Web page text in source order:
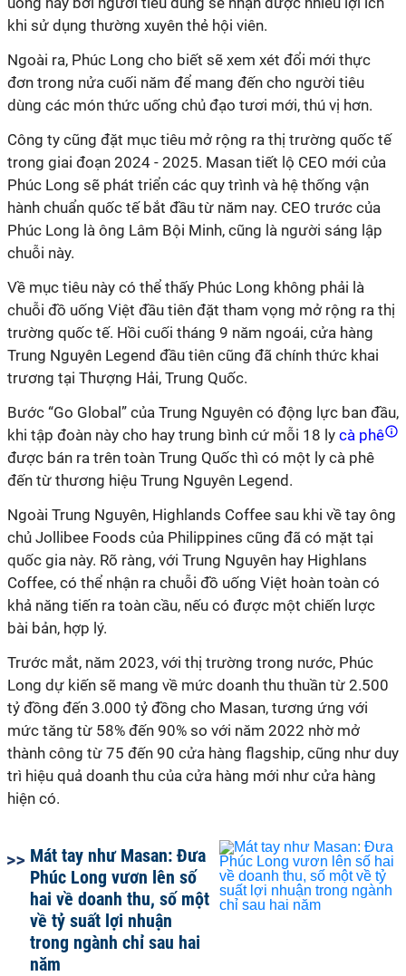
khi sử dụng thường xuyên thẻ hội viên.
Ngoài ra, Phúc Long cho biết sẽ xem xét đổi mới thực
đơn trong nửa cuối năm để mang đến cho người tiêu
dùng các món thức uống chủ đạo tươi mới, thú vị hơn.
Công ty cũng đặt mục tiêu mở rộng ra thị trường quốc tế
trong giai đoạn 2024 - 2025. Masan tiết lộ CEO mới của
Phúc Long sẽ phát triển các quy trình và hệ thống vận
hành chuẩn quốc tế bắt đầu từ năm nay. CEO trước của
Phúc Long là ông Lâm Bội Minh, cũng là người sáng lập
chuỗi này.
Về mục tiêu này có thể thấy Phúc Long không phải là
chuỗi đồ uống Việt đầu tiên đặt tham vọng mở rộng ra thị
trường quốc tế. Hồi cuối tháng 9 năm ngoái, cửa hàng
Trung Nguyên Legend đầu tiên cũng đã chính thức khai
trương tại Thượng Hải, Trung Quốc.
Bước “Go Global” của Trung Nguyên có động lực ban đầu,
khi tập đoàn này cho hay trung bình cứ mỗi 18 ly cà phê
được bán ra trên toàn Trung Quốc thì có một ly cà phê
đến từ thương hiệu Trung Nguyên Legend.
Ngoài Trung Nguyên, Highlands Coffee sau khi về tay ông
chủ Jollibee Foods của Philippines cũng đã có mặt tại
quốc gia này. Rõ ràng, với Trung Nguyên hay Highlans
Coffee, có thể nhận ra chuỗi đồ uống Việt hoàn toàn có
khả năng tiến ra toàn cầu, nếu có được một chiến lược
bài bản, hợp lý.
Trước mắt, năm 2023, với thị trường trong nước, Phúc
Long dự kiến sẽ mang về mức doanh thu thuần từ 2.500
tỷ đồng đến 3.000 tỷ đồng cho Masan, tương ứng với
mức tăng từ 58% đến 90% so với năm 2022 nhờ mở
thành công từ 75 đến 90 cửa hàng flagship, cũng như duy
trì hiệu quả doanh thu của cửa hàng mới như cửa hàng
hiện có.
Mát tay như Masan: Đưa
Phúc Long vươn lên số
hai về doanh thu, số một
về tỷ suất lợi nhuận
trong ngành chỉ sau hai
năm